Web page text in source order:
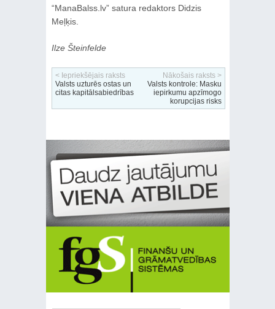
“ManaBalss.lv” satura redaktors Didzis
Meļķis.
Ilze Šteinfelde
< Iepriekšējais raksts
Valsts uzturēs ostas un
citas kapitālsabiedrības
Nākošais raksts >
Valsts kontrole: Masku
iepirkumu apzīmogo
korupcijas risks